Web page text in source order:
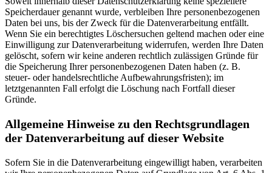
Speicherdauer genannt wurde, verbleiben Ihre personenbezogenen
Daten bei uns, bis der Zweck für die Datenverarbeitung entfällt.
Wenn Sie ein berechtigtes Löschersuchen geltend machen oder eine
Einwilligung zur Datenverarbeitung widerrufen, werden Ihre Daten
gelöscht, sofern wir keine anderen rechtlich zulässigen Gründe für
die Speicherung Ihrer personenbezogenen Daten haben (z. B.
steuer- oder handelsrechtliche Aufbewahrungsfristen); im
letztgenannten Fall erfolgt die Löschung nach Fortfall dieser
Gründe.
Allgemeine Hinweise zu den Rechtsgrundlagen
der Datenverarbeitung auf dieser Website
Sofern Sie in die Datenverarbeitung eingewilligt haben, verarbeiten